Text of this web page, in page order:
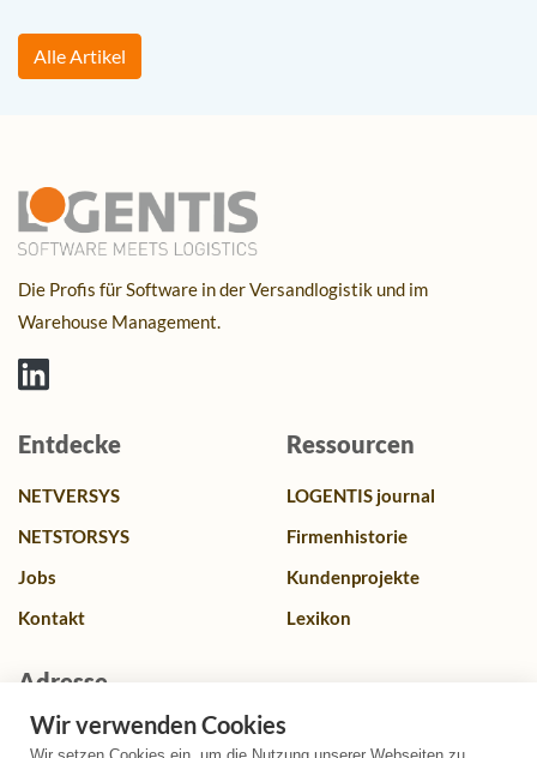
Wir verwenden Cookies
Alle Artikel
Die Profis für Software in der Versandlogistik und im
Warehouse Management.
Entdecke
NETVERSYS
NETSTORSYS
Jobs
Kontakt
Ressourcen
LOGENTIS journal
Firmenhistorie
Kundenprojekte
Lexikon
Adresse
Franz-Lenz Str. 4, 49084 Osnabrück, Deutschland